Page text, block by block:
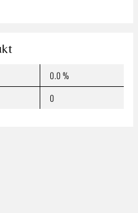
| FSC
Wert ein oder
In den Warenkorb
0.0 %
0